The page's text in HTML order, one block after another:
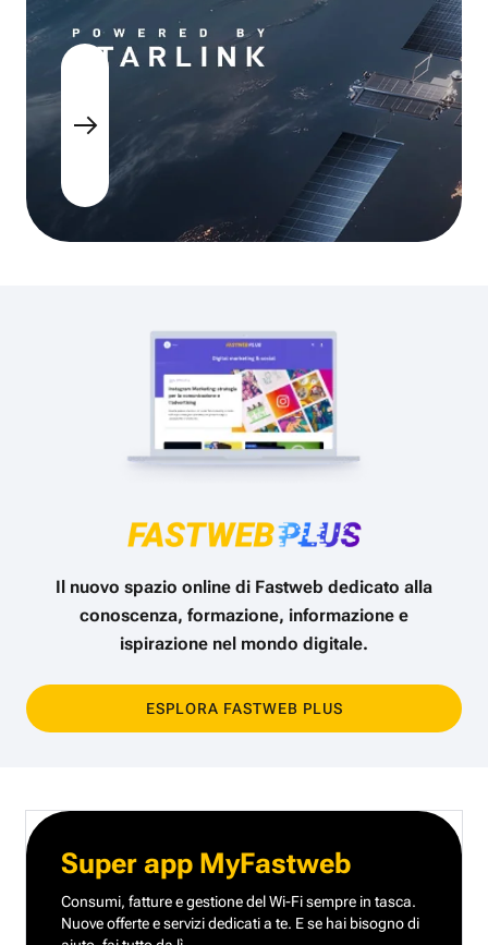
Il nuovo spazio online di Fastweb dedicato alla
conoscenza, formazione, informazione e
ispirazione nel mondo digitale.
ESPLORA FASTWEB PLUS
Super app MyFastweb
Consumi, fatture e gestione del Wi-Fi sempre in tasca.
Nuove offerte e servizi dedicati a te. E se hai bisogno di